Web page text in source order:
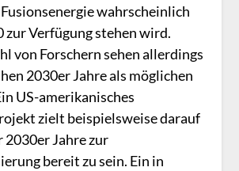
wahrscheinlich
zur Verfügung stehen wird.
von Forschern sehen allerdings
2030er Jahre als möglichen
US-amerikanisches
zielt beispielsweise darauf
2030er Jahre zur
bereit zu sein. Ein in